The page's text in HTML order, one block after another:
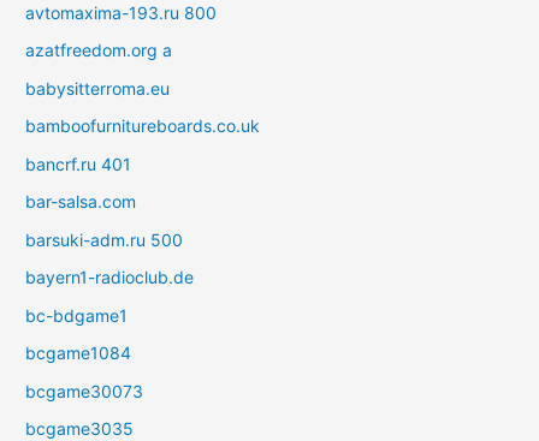
avtomaxima-193.ru 800
azatfreedom.org a
babysitterroma.eu
bamboofurnitureboards.co.uk
bancrf.ru 401
bar-salsa.com
barsuki-adm.ru 500
bayern1-radioclub.de
bc-bdgame1
bcgame1084
bcgame30073
bcgame3035